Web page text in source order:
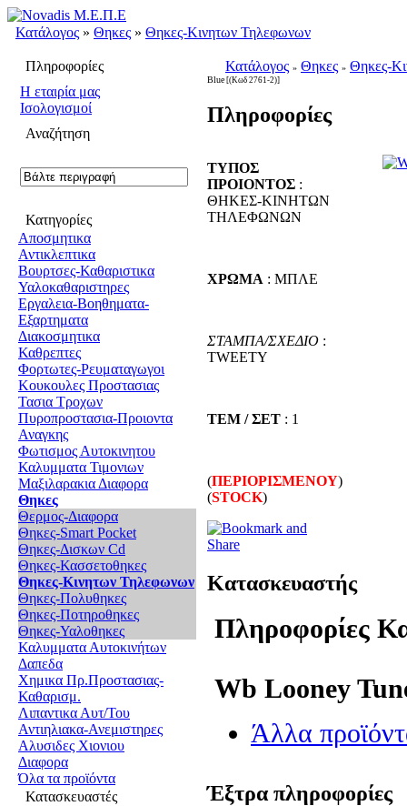
Κατάλογος » Θηκες » Θηκες-Κινητων Τηλεφωνων
Πληροφορίες
H εταιρία μας
Ισολογισμοί
Αναζήτηση
Κατηγορίες
Αποσμητικα
Αντικλεπτικα
Βουρτσες-Καθαριστικα
Υαλοκαθαριστηρες
Εργαλεια-Βοηθηματα-
Εξαρτηματα
Διακοσμητικα
Καθρεπτες
Φορτωτες-Ρευματαγωγοι
Κουκουλες Προστασιας
Τασια Τροχων
Πυροπροστασια-Προιοντα
Αναγκης
Φωτισμος Αυτοκινητου
Καλυμματα Τιμονιων
Μαξιλαρακια Διαφορα
Θηκες
Θερμος-Διαφορα
Θηκες-Smart Pocket
Θηκες-Δισκων Cd
Θηκες-Κασσετοθηκες
Θηκες-Κινητων Τηλεφωνων
Θηκες-Πολυθηκες
Θηκες-Ποτηροθηκες
Θηκες-Υαλοθηκες
Καλυμματα Αυτοκινήτων
Δαπεδα
Χημικα Πρ.Προστασιας-
Καθαρισμ.
Λιπαντικα Αυτ/Του
Αντιηλιακα-Ανεμιστηρες
Αλυσιδες Χιονιου
Διαφορα
Όλα τα προϊόντα
Κατασκευαστές
Κατάλογος » Θηκες » Θηκες-
Blue [(Κωδ 2761-2)]
Πληροφορίες
ΤΥΠΟΣ
ΠΡΟΙΟΝΤΟΣ :
ΘΗΚΕΣ-ΚΙΝΗΤΩΝ
ΤΗΛΕΦΩΝΩΝ
ΧΡΩΜΑ : ΜΠΛΕ
ΣΤΑΜΠΑ/ΣΧΕΔΙΟ :
TWEETY
ΤΕΜ / ΣΕΤ : 1
(ΠΕΡΙΟΡΙΣΜΕΝΟΥ)
(STOCK)
Κατασκευαστής
Πληροφορίες
Wb Looney
Άλλα
Έξτρα πληροφορίες